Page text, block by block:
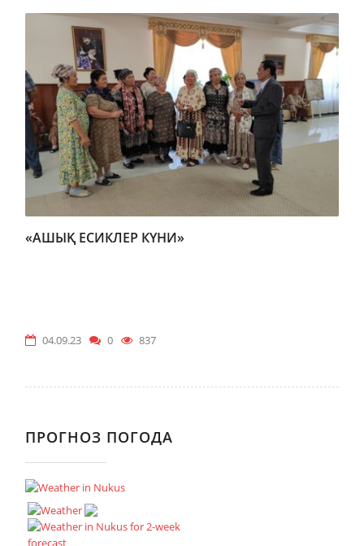
«АШЫҚ ЕСИКЛЕР КҮНИ»
04.09.23 0 837
ПРОГНОЗ ПОГОДА